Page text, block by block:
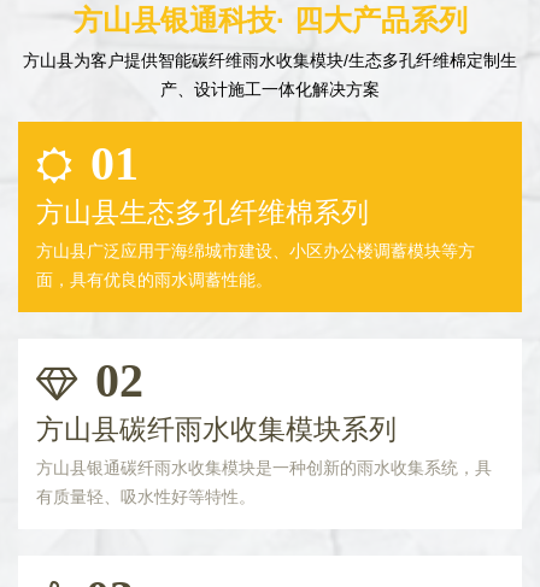
方山县银通科技· 四大产品系列
方山县为客户提供智能碳纤维雨水收集模块/生态多孔纤维棉定制生
产、设计施工一体化解决方案
01
方山县生态多孔纤维棉系列
方山县广泛应用于海绵城市建设、小区办公楼调蓄模块等方
面，具有优良的雨水调蓄性能。
02
方山县碳纤雨水收集模块系列
方山县银通碳纤雨水收集模块是一种创新的雨水收集系统，具
有质量轻、吸水性好等特性。